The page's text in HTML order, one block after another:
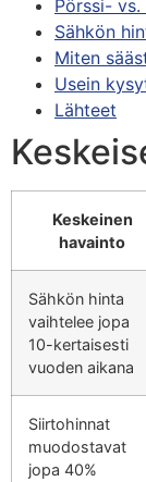
Pörssi-
Sähkön
Miten
Usein
Lähteet
Keskeinen
havainto
Sähkön hinta
vaihtelee jopa
10-kertaisesti
vuoden aikana
Siirtohinnat
muodostavat
jopa 40%